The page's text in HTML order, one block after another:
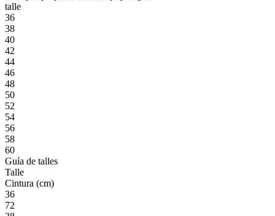
talle
36
38
40
42
44
46
48
50
52
54
56
58
60
Guía de talles
Talle
Cintura (cm)
36
72